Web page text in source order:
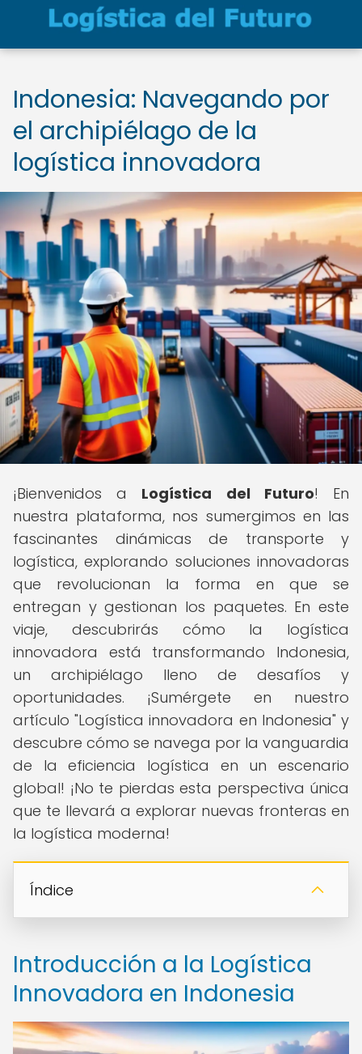
Indonesia: Navegando por
el archipiélago de la
logística innovadora
¡Bienvenidos a Logística del Futuro! En
nuestra plataforma, nos sumergimos en las
fascinantes dinámicas de transporte y
logística, explorando soluciones innovadoras
que revolucionan la forma en que se
entregan y gestionan los paquetes. En este
viaje, descubrirás cómo la logística
innovadora está transformando Indonesia,
un archipiélago lleno de desafíos y
oportunidades. ¡Sumérgete en nuestro
artículo "Logística innovadora en Indonesia" y
descubre cómo se navega por la vanguardia
de la eficiencia logística en un escenario
global! ¡No te pierdas esta perspectiva única
que te llevará a explorar nuevas fronteras en
la logística moderna!
Índice
Introducción a la Logística
Innovadora en Indonesia